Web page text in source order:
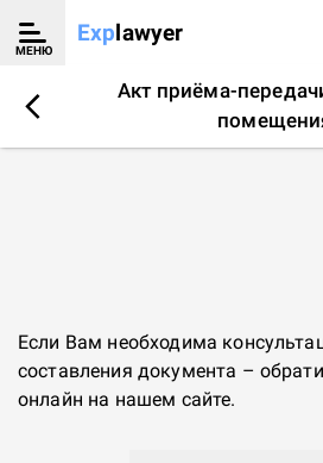
МЕНЮ
Explawyer
Акт приёма-
Если Вам необходима
составления документа –
онлайн на нашем сайте.